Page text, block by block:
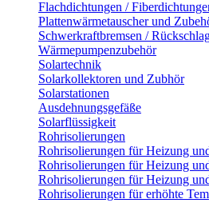
Flachdichtungen /
Plattenwärmetauscher und
Schwerkraftbremsen /
Wärmepumpenzubehör
Solartechnik
Solarkollektoren und Zubhör
Solarstationen
Ausdehnungsgefäße
Solarflüssigkeit
Rohrisolierungen
Rohrisolierungen für Heizung
Rohrisolierungen für Heizung
Rohrisolierungen für Heizung
Rohrisolierungen für erhöhte